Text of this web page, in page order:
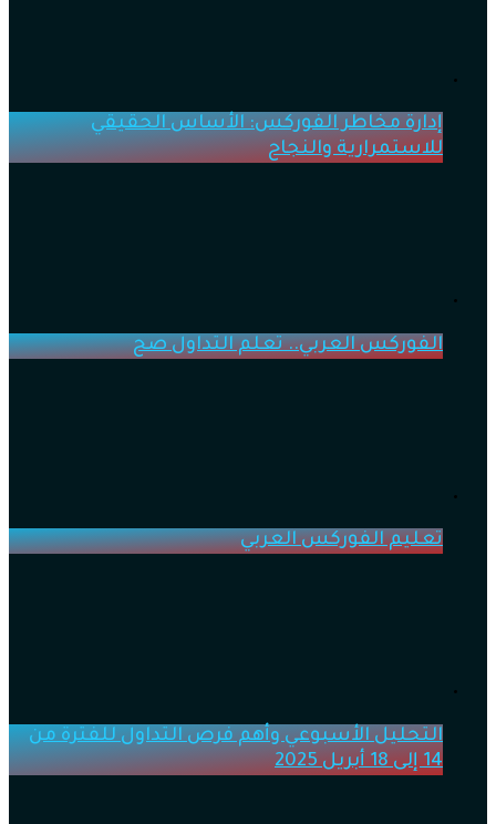
إدارة مخاطر الفوركس: الأساس الحقيقي
للاستمرارية والنجاح
الفوركس العربي.. تعلم التداول صح
تعليم الفوركس العربي
التحليل الأسبوعي وأهم فرص التداول للفترة من
14 إلى 18 أبريل 2025